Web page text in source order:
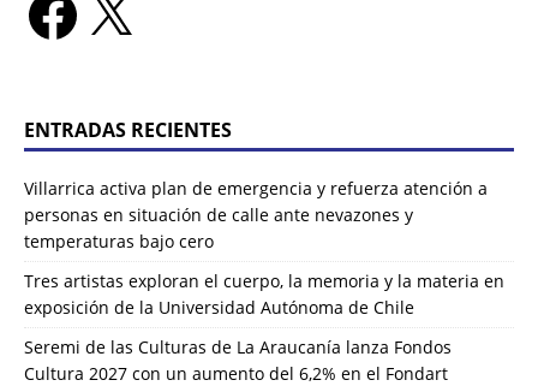
ENTRADAS RECIENTES
Villarrica activa plan de emergencia y refuerza atención a
personas en situación de calle ante nevazones y
temperaturas bajo cero
Tres artistas exploran el cuerpo, la memoria y la materia en
exposición de la Universidad Autónoma de Chile
Seremi de las Culturas de La Araucanía lanza Fondos
Cultura 2027 con un aumento del 6,2% en el Fondart